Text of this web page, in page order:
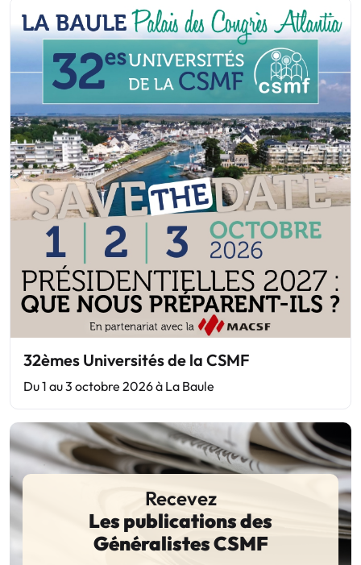
32èmes Universités de la CSMF
Du 1 au 3 octobre 2026 à La Baule
Recevez
Les publications des
Généralistes CSMF